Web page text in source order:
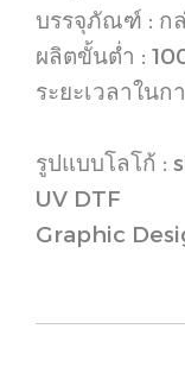
บรรจุภัณฑ์ : ก
ผลิตขั้นต่ำ :
ระยะเวลาใน
รูปแบบโลโก้ :
UV DTF
Graphic